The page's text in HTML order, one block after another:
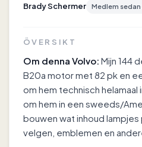
Brady Schermer Medlem sedan
ÖVERSIKT
Om denna Volvo: Mijn 144
B20a motor met 82 pk en
om hem technisch
om hem in een sweeds/
bouwen wat inhoud
velgen, emblemen en